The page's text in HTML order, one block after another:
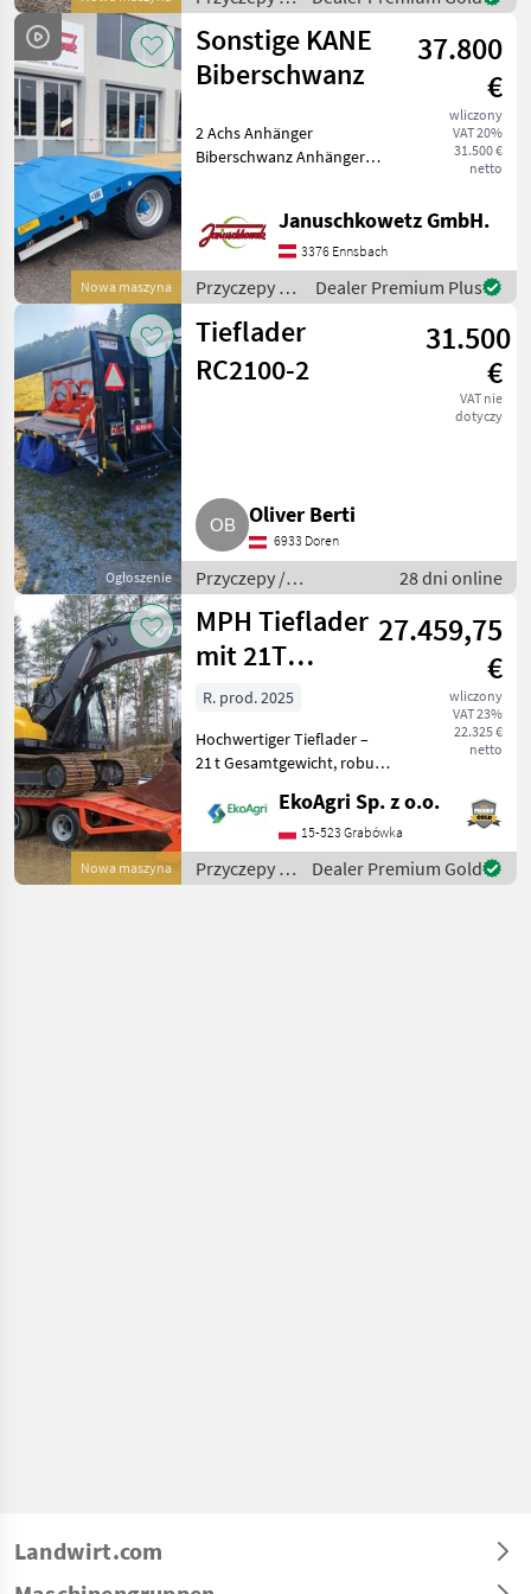
Sonstige
Nowa maszyna
Sonstige KANE
Biberschwanz
37.800
€
wliczony
VAT 20%
31.500 €
netto
2 Achs Anhänger
Biberschwanz Anhänger
Gesamtänge: 9, 4 m Breite
2, 5 m Plateauhöhe: 965
mm 300 x 135 mm
Druckluft- + H
Januschkowetz GmbH.
3376 Ennsbach
Przyczepy /
Sonstige
Dealer Premium Plus
Ogłoszenie
Tieflader
RC2100-2
31.500
€
VAT nie
dotyczy
Oliver Berti
6933 Doren
Przyczepy /
Niskopodwoziowe
28 dni online
Nowa maszyna
MPH Tieflader
mit 21T
Gesamtgewich
27.459,75
€
wliczony
VAT 23%
22.325 €
netto
R. prod. 2025
Hochwertiger Tieflader –
21 t Gesamtgewicht, robust
Dieser hochwertige
Tieflader mit einem
zulässigen Gesamtgewicht
von 21.000 kg ist di
EkoAgri Sp. z o.o.
15-523 Grabówka
Przyczepy /
MPH
Dealer Premium Gold
Landwirt.com